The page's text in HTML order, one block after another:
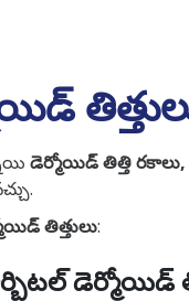
డెర్మోయిడ్ తిత్తి రకాలు,
తిత్తులు:
డెర్మోయిడ్